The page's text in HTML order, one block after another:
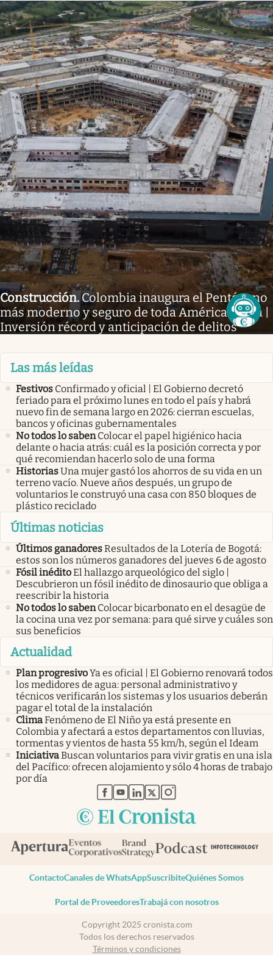
Construcción.Colombia inaugura el Pentágono
más moderno y seguro de toda América latina |
Inversión récord y anticipación de delitos
Las más leídas
Festivos Confirmado y oficial | El Gobierno decretó
feriado para el próximo lunes en todo el país y habrá
nuevo fin de semana largo en 2026: cierran escuelas,
bancos y oficinas gubernamentales
No todos lo saben Colocar el papel higiénico hacia
delante o hacia atrás: cuál es la posición correcta y por
qué recomiendan hacerlo solo de una forma
HistoriasUna mujer gastó los ahorros de su vida en un
terreno vacío. Nueve años después, un grupo de
voluntarios le construyó una casa con 850 bloques de
plástico reciclado
Últimas noticias
Últimos ganadoresResultados de la Lotería de Bogotá:
estos son los números ganadores del jueves 6 de agosto
Fósil inéditoEl hallazgo arqueológico del siglo |
Descubrieron un fósil inédito de dinosaurio que obliga a
reescribir la historia
No todos lo saben Colocar bicarbonato en el desagüe de
la cocina una vez por semana: para qué sirve y cuáles son
sus beneficios
Actualidad
Plan progresivoYa es oficial | El Gobierno renovará todos
los medidores de agua: personal administrativo y
técnicos verificarán los sistemas y los usuarios deberán
pagar el total de la instalación
ClimaFenómeno de El Niño ya está presente en
Colombia y afectará a estos departamentos con lluvias,
tormentas y vientos de hasta 55 km/h, según el Ideam
IniciativaBuscan voluntarios para vivir gratis en una isla
del Pacífico: ofrecen alojamiento y sólo 4 horas de trabajo
por día
abre en nueva pestaña
abre en nueva pestaña
abre en nueva pestaña
abre en nueva pestaña
abre en nueva pestaña
ContactoCanales de WhatsAppSuscribiteQuiénes Somos
Portal de ProveedoresTrabajá con nosotros
Copyright 2025 cronista.com
Todos los derechos reservados
Términos y condiciones